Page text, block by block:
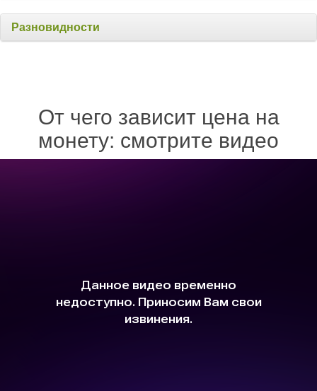
Разновидности
От чего зависит цена на
монету: смотрите видео